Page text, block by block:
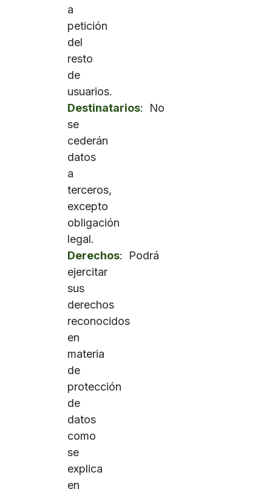
a
petición
del
resto
de
usuarios.
Destinatarios: No
se
cederán
datos
a
terceros,
excepto
obligación
legal.
Derechos: Podrá
ejercitar
sus
derechos
reconocidos
en
materia
de
protección
de
datos
como
se
explica
en